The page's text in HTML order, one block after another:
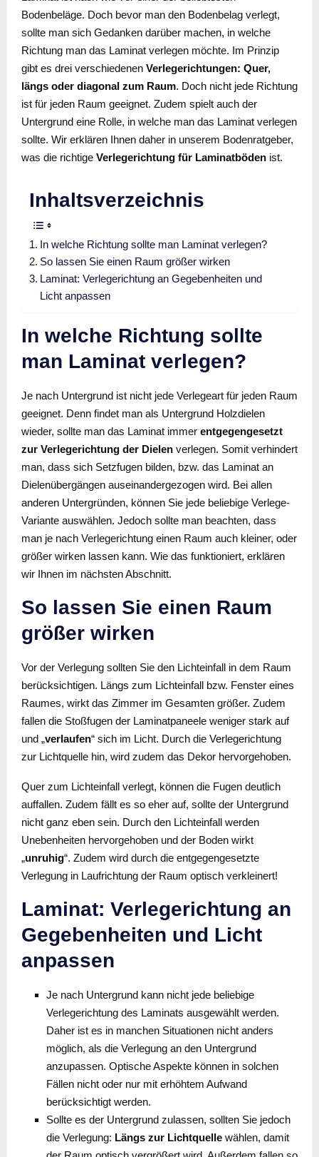
Bodenbeläge. Doch bevor man den Bodenbelag verlegt,
sollte man sich Gedanken darüber machen, in welche
Richtung man das Laminat verlegen möchte. Im Prinzip
gibt es drei verschiedenen Verlegerichtungen: Quer,
längs oder diagonal zum Raum. Doch nicht jede Richtung
ist für jeden Raum geeignet. Zudem spielt auch der
Untergrund eine Rolle, in welche man das Laminat verlegen
sollte. Wir erklären Ihnen daher in unserem Bodenratgeber,
was die richtige Verlegerichtung für Laminatböden ist.
Inhaltsverzeichnis
In welche Richtung sollte man Laminat verlegen?
So lassen Sie einen Raum größer wirken
Laminat: Verlegerichtung an Gegebenheiten und
Licht anpassen
In welche Richtung sollte
man Laminat verlegen?
Je nach Untergrund ist nicht jede Verlegeart für jeden Raum
geeignet. Denn findet man als Untergrund Holzdielen
wieder, sollte man das Laminat immer entgegengesetzt
zur Verlegerichtung der Dielen verlegen. Somit verhindert
man, dass sich Setzfugen bilden, bzw. das Laminat an
Dielenübergängen auseinandergezogen wird. Bei allen
anderen Untergründen, können Sie jede beliebige Verlege-
Variante auswählen. Jedoch sollte man beachten, dass
man je nach Verlegerichtung einen Raum auch kleiner, oder
größer wirken lassen kann. Wie das funktioniert, erklären
wir Ihnen im nächsten Abschnitt.
So lassen Sie einen Raum
größer wirken
Vor der Verlegung sollten Sie den Lichteinfall in dem Raum
berücksichtigen. Längs zum Lichteinfall bzw. Fenster eines
Raumes, wirkt das Zimmer im Gesamten größer. Zudem
fallen die Stoßfugen der Laminatpaneele weniger stark auf
und „verlaufen“ sich im Licht. Durch die Verlegerichtung
zur Lichtquelle hin, wird zudem das Dekor hervorgehoben.
Quer zum Lichteinfall verlegt, können die Fugen deutlich
auffallen. Zudem fällt es so eher auf, sollte der Untergrund
nicht ganz eben sein. Durch den Lichteinfall werden
Unebenheiten hervorgehoben und der Boden wirkt
„unruhig“. Zudem wird durch die entgegengesetzte
Verlegung in Laufrichtung der Raum optisch verkleinert!
Laminat: Verlegerichtung an
Gegebenheiten und Licht
anpassen
Je nach Untergrund kann nicht jede beliebige
Verlegerichtung des Laminats ausgewählt werden.
Daher ist es in manchen Situationen nicht anders
möglich, als die Verlegung an den Untergrund
anzupassen. Optische Aspekte können in solchen
Fällen nicht oder nur mit erhöhtem Aufwand
berücksichtigt werden.
Sollte es der Untergrund zulassen, sollten Sie jedoch
die Verlegung: Längs zur Lichtquelle wählen, damit